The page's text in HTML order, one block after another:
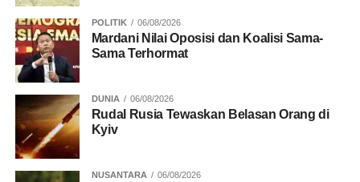
POLITIK 06/08/2026
Mardani Nilai Oposisi dan Koalisi Sama-
Sama Terhormat
DUNIA 06/08/2026
Rudal Rusia Tewaskan Belasan Orang di
Kyiv
NUSANTARA 06/08/2026